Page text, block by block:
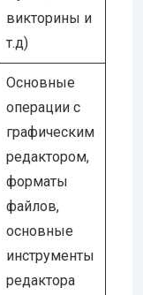
викторины и
т.д)
Основные
операции с
графическим
редактором,
форматы
файлов,
основные
инструменты
редактора